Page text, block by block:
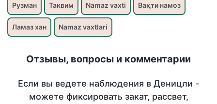
Рузман Таквим Namaz vaxti Вақти намоз
Ламаз хан Namaz vaxtlari
Отзывы, вопросы и комментарии
Если вы ведете наблюдения в Деницли -
можете фиксировать закат, рассвет,